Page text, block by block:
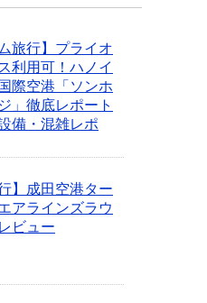
旅行】プライオ
利用可！ハノイ
際空港「ソンホ
」徹底レポート
備・混雑レポ
】成田空港ター
アラインズラウ
ビュー